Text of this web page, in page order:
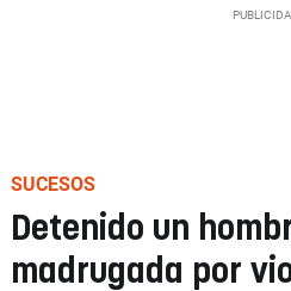
SUCESOS
Detenido un
madrugada por